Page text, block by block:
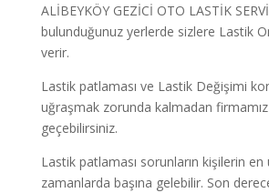
ALİBEYKÖY GEZİCİ OTO LASTİK
bulunduğunuz yerlerde sizlere Lastik
verir.
Lastik patlaması ve Lastik Değişimi
uğraşmak zorunda kalmadan
geçebilirsiniz.
Lastik patlaması sorunların kişilerin en
zamanlarda başına gelebilir. Son